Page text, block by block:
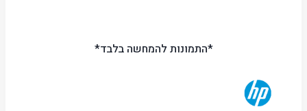
*התמונות להמחשה בלבד*